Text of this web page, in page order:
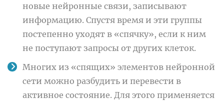
новые нейронные связи, записывают
информацию. Спустя время и эти группы
постепенно уходят в «спячку», если к ним
не поступают запросы от других клеток.
Многих из «спящих» элементов нейронной
сети можно разбудить и перевести в
активное состояние. Для этого применяется